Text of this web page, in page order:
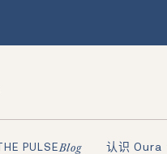
THE PULSEBlog 认识 Oura